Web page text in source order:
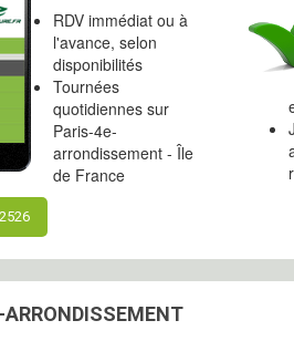
RDV immédiat ou à
l'avance, selon
disponibilités
Tournées
quotidiennes sur
Paris-4e-
arrondissement - Île
de France